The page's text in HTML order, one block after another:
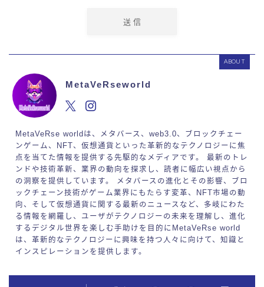
ABOUT
MetaVeRseworld
MetaVeRse worldは、メタバース、web3.0、ブロックチェー
ンゲーム、NFT、仮想通貨といった革新的なテクノロジーに焦
点を当てた情報を提供する先駆的なメディアです。 最新のトレ
ンドや技術革新、業界の動向を探求し、読者に幅広い視点から
の洞察を提供しています。 メタバースの進化とその影響、ブロ
ックチェーン技術がゲーム業界にもたらす変革、NFT市場の動
向、そして仮想通貨に関する最新のニュースなど、多岐にわた
る情報を網羅し、ユーザがテクノロジーの未来を理解し、進化
するデジタル世界を楽しむ手助けを目的にMetaVeRse world
は、革新的なテクノロジーに興味を持つ人々に向けて、知識と
インスピレーションを提供します。